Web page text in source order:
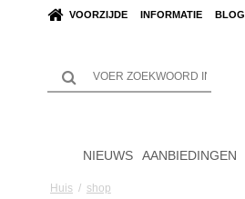
VOORZIJDE INFORMATIE BLOG
NIEUWS AANBIEDINGEN
Huis / shop